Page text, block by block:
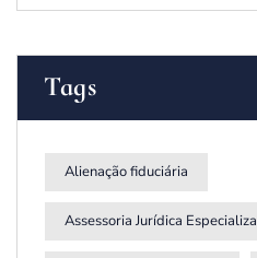
Tags
Alienação fiduciária
Assessoria Jurídica